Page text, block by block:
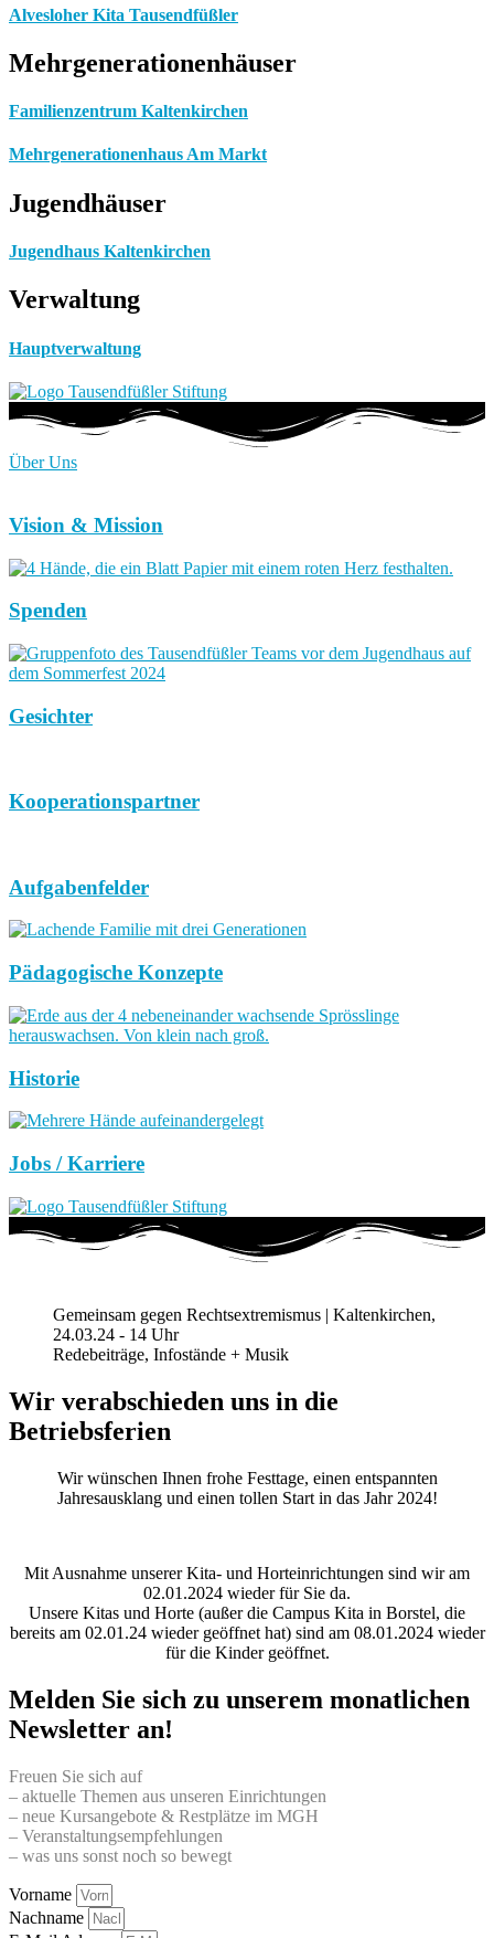
Alvesloher Kita Tausendfüßler
Mehrgenerationenhäuser
Familienzentrum Kaltenkirchen
Mehrgenerationenhaus Am Markt
Jugendhäuser
Jugendhaus Kaltenkirchen
Verwaltung
Hauptverwaltung
Über Uns
Vision & Mission
Spenden
Gesichter
Kooperationspartner
Aufgabenfelder
Pädagogische Konzepte
Historie
Jobs / Karriere
Gemeinsam gegen Rechtsextremismus | Kaltenkirchen,
24.03.24 - 14 Uhr
Redebeiträge, Infostände + Musik
Wir verabschieden uns in die
Betriebsferien
Wir wünschen Ihnen frohe Festtage, einen entspannten
Jahresausklang und einen tollen Start in das Jahr 2024!
Mit Ausnahme unserer Kita- und Horteinrichtungen sind wir am
02.01.2024 wieder für Sie da.
Unsere Kitas und Horte (außer die Campus Kita in Borstel, die
bereits am 02.01.24 wieder geöffnet hat) sind am 08.01.2024 wieder
für die Kinder geöffnet.
Melden Sie sich zu unserem monatlichen
Newsletter an!
Freuen Sie sich auf
– aktuelle Themen aus unseren Einrichtungen
– neue Kursangebote & Restplätze im MGH
– Veranstaltungsempfehlungen
– was uns sonst noch so bewegt
Vorname
Nachname